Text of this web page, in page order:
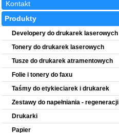
Kontakt
Produkty
Developery do drukarek laserowych
Tonery do drukarek laserowych
Tusze do drukarek atramentowych
Folie i tonery do faxu
Taśmy do etykieciarek i drukarek
Zestawy do napełniania - regeneracji
Drukarki
Papier